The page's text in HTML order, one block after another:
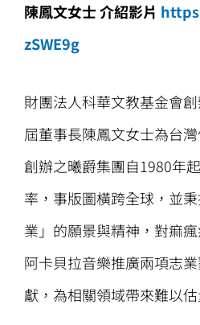
陳鳳文女士 介紹影片
zSWE9g
財團法人科華文教基金會
屆董事長陳鳳文女士為台
創辦之曦爵集團自1980年
率，事版圖橫跨全球，並
業」的願景與精神，對痲
阿卡貝拉音樂推廣兩項志
獻，為相關領域帶來難以